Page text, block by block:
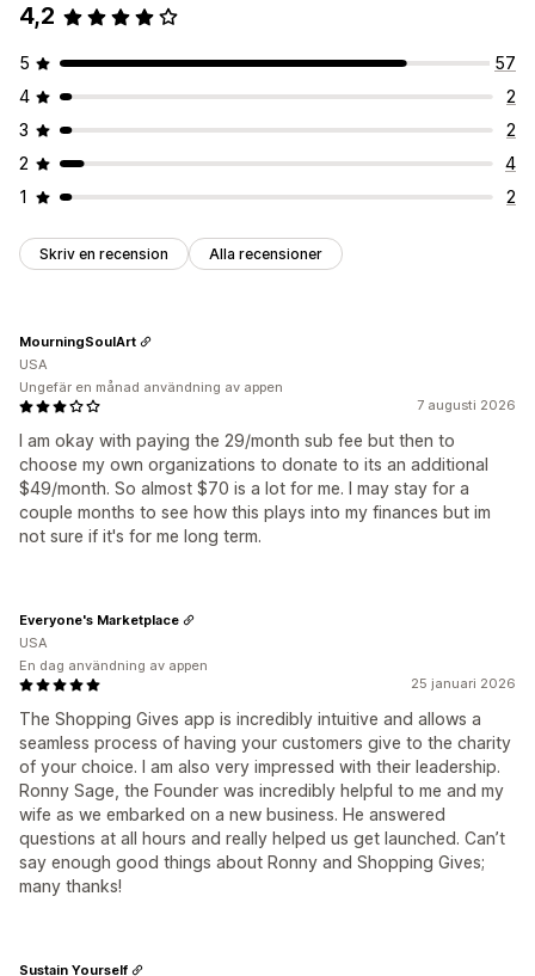
4,2
5
57
4
2
3
2
2
4
1
2
Skriv en recension Alla recensioner
7 augusti 2026
I am okay with paying the 29/month sub fee but then to
choose my own organizations to donate to its an additional
$49/month. So almost $70 is a lot for me. I may stay for a
couple months to see how this plays into my finances but im
not sure if it's for me long term.
MourningSoulArt
USA
Ungefär en månad användning av appen
25 januari 2026
The Shopping Gives app is incredibly intuitive and allows a
seamless process of having your customers give to the charity
of your choice. I am also very impressed with their leadership.
Ronny Sage, the Founder was incredibly helpful to me and my
wife as we embarked on a new business. He answered
questions at all hours and really helped us get launched. Can’t
say enough good things about Ronny and Shopping Gives;
many thanks!
Everyone's Marketplace
USA
En dag användning av appen
Sustain Yourself